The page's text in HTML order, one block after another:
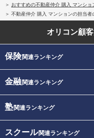
おすすめの不動産仲介 購入 マンショ
不動産仲介 購入 マンションの担当
オリコン顧
保険関連ランキング
金融関連ランキング
塾関連ランキング
スクール関連ランキング